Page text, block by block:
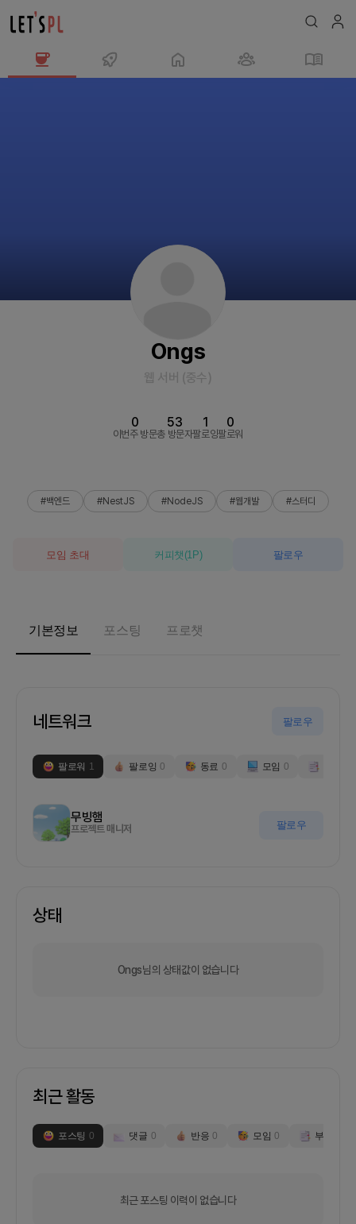
Ongs
웹 서버 (중수)
이번주 방문
0
총 방문자
53
팔로잉
1
팔로워
0
#백엔드 #NestJS #NodeJS #웹개발 #스터디
모임 초대 커피챗 (1 P) 팔로우
기본정보 포스팅 프로챗
네트워크 팔로우
팔로워 1 팔로잉 0 동료 0 모임 0
무빙햄
프로젝트 매니저 팔로우
상태
Ongs님의 상태값이 없습니다
최근 활동
포스팅 0 댓글 0 반응 0 모임 0 부스
최근 포스팅 이력이 없습니다